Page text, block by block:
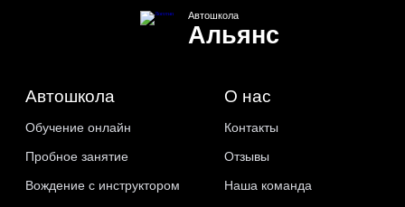
Автошкола
Альянс
Автошкола
Обучение онлайн
Пробное занятие
Вождение с инструктором
О нас
Контакты
Отзывы
Наша команда